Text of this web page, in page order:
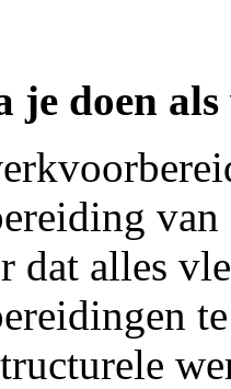
je doen
van
dat alles